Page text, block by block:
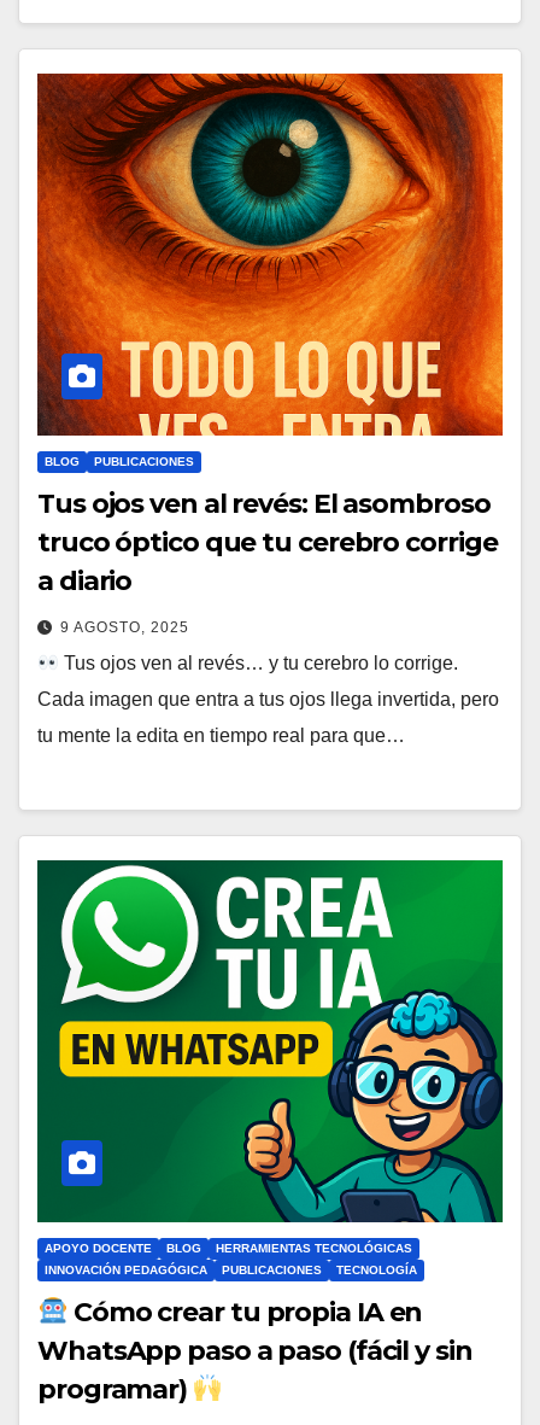
BLOG PUBLICACIONES
Tus ojos ven al revés: El asombroso
truco óptico que tu cerebro corrige
a diario
9 AGOSTO, 2025
Tus ojos ven al revés… y tu cerebro lo corrige.
Cada imagen que entra a tus ojos llega invertida, pero
tu mente la edita en tiempo real para que…
APOYO DOCENTE BLOG
HERRAMIENTAS TECNOLÓGICAS
INNOVACIÓN PEDAGÓGICA
PUBLICACIONES TECNOLOGÍA
Cómo crear tu propia IA en
WhatsApp paso a paso (fácil y sin
programar)